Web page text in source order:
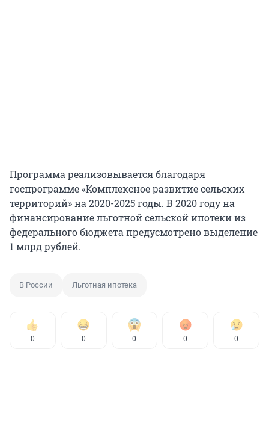
Программа реализовывается благодаря
госпрограмме «Комплексное развитие сельских
территорий» на 2020-2025 годы. В 2020 году на
финансирование льготной сельской ипотеки из
федерального бюджета предусмотрено выделение
1 млрд рублей.
В России Льготная ипотека
0 0 0 0 0